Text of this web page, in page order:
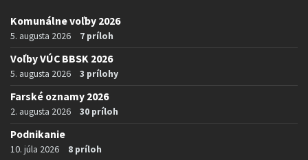
Komunálne voľby 2026
5. augusta 2026 7 príloh
Voľby VÚC BBSK 2026
5. augusta 2026 3 prílohy
Farské oznamy 2026
2. augusta 2026 30 príloh
Podnikanie
10. júla 2026 8 príloh